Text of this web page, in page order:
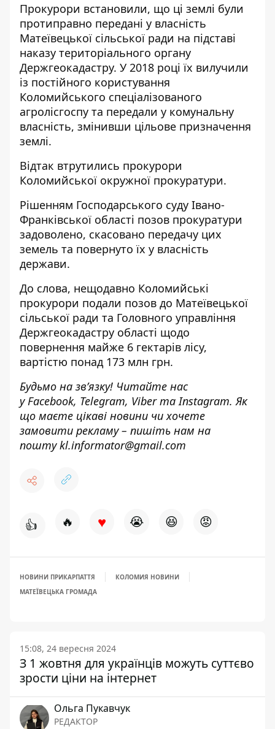
Прокурори встановили, що ці землі були
протиправно передані у власність
Матеївецької сільської ради на підставі
наказу територіального органу
Держгеокадастру. У 2018 році їх вилучили
із постійного користування
Коломийського спеціалізованого
агролісгоспу та передали у комунальну
власність, змінивши цільове призначення
землі.
Відтак втрутились прокурори
Коломийської окружної прокуратури.
Рішенням Господарського суду Івано-
Франківської області позов прокуратури
задоволено, скасовано передачу цих
земель та повернуто їх у власність
держави.
До слова, нещодавно Коломийські
прокурори подали позов до Матеївецької
сільської ради та Головного управління
Держгеокадастру області щодо
повернення майже 6 гектарів лісу,
вартістю понад 173 млн грн.
Будьмо на зв’язку! Читайте нас
уFacebook, Telegram, ViberтаInstagram. Як
що маєте цікаві новини чи хочете
замовити рекламу – пишіть нам на
поштуkl.informator@gmail.com
👍 🔥 ♥ 😭 😆 😡
НОВИНИ ПРИКАРПАТТЯ
КОЛОМИЯ НОВИНИ
МАТЕЇВЕЦЬКА ГРОМАДА
15:08, 24 вересня 2024
З 1 жовтня для українців можуть суттєво
зрости ціни на інтернет
Ольга Пукавчук
РЕДАКТОР